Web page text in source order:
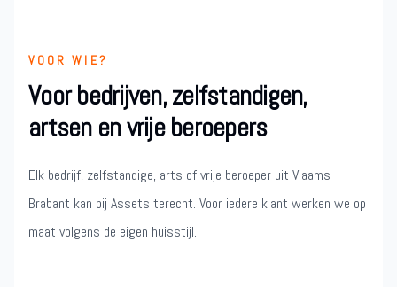
VOOR WIE?
Voor bedrijven, zelfstandigen,
artsen en vrije beroepers
Elk bedrijf, zelfstandige, arts of vrije beroeper uit Vlaams-
Brabant kan bij Assets terecht. Voor iedere klant werken we op
maat volgens de eigen huisstijl.